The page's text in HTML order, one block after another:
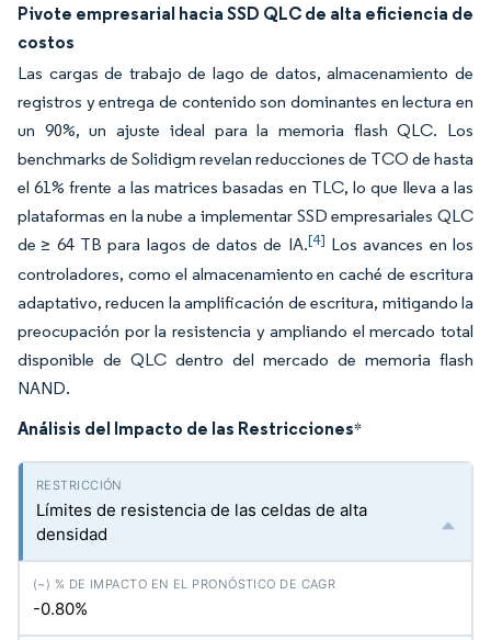
Pivote empresarial hacia SSD QLC de alta eficiencia de
costos
Las cargas de trabajo de lago de datos, almacenamiento de
registros y entrega de contenido son dominantes en lectura en
un 90%, un ajuste ideal para la memoria flash QLC. Los
benchmarks de Solidigm revelan reducciones de TCO de hasta
el 61% frente a las matrices basadas en TLC, lo que lleva a las
plataformas en la nube a implementar SSD empresariales QLC
de ≥ 64 TB para lagos de datos de IA.[4] Los avances en los
controladores, como el almacenamiento en caché de escritura
adaptativo, reducen la amplificación de escritura, mitigando la
preocupación por la resistencia y ampliando el mercado total
disponible de QLC dentro del mercado de memoria flash
NAND.
Análisis del Impacto de las Restricciones*
Límites de resistencia de las celdas de alta
densidad
-0.80%